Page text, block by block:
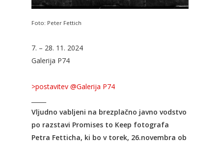
Foto: Peter Fettich
7. – 28. 11. 2024
Galerija P74
>postavitev @Galerija P74
Vljudno vabljeni na brezplačno javno vodstvo
po razstavi Promises to Keep fotografa
Petra Fetticha, ki bo v torek, 26.novembra ob